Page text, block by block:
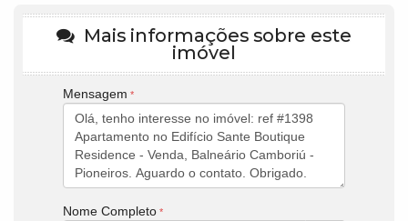
Mais informações sobre este
imóvel
Mensagem
Nome Completo